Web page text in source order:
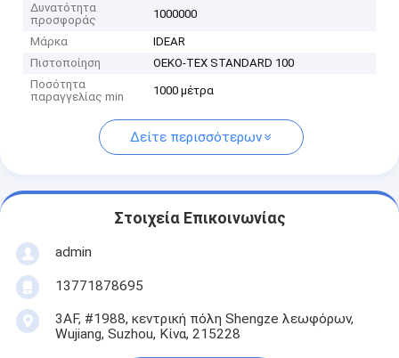
Δυνατότητα
προσφοράς
1000000
Μάρκα
IDEAR
Πιστοποίηση
OEKO-TEX STANDARD 100
Ποσότητα
παραγγελίας min
1000 μέτρα
Δείτε περισσότερων
Στοιχεία Επικοινωνίας
admin
13771878695
3AF, #1988, κεντρική πόλη Shengze λεωφόρων,
Wujiang, Suzhou, Κίνα, 215228